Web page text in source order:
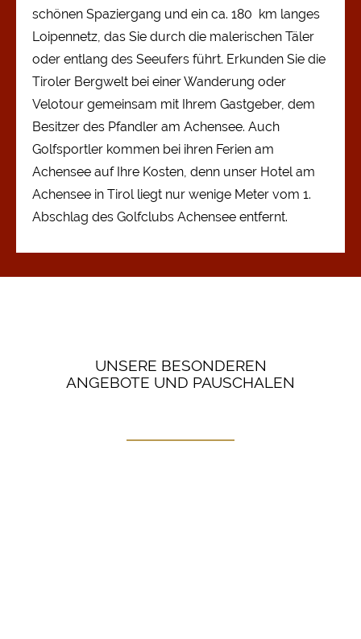
schönen Spaziergang und ein ca. 180 km langes
Loipennetz, das Sie durch die malerischen Täler
oder entlang des Seeufers führt. Erkunden Sie die
Tiroler Bergwelt bei einer Wanderung oder
Velotour gemeinsam mit Ihrem Gastgeber, dem
Besitzer des Pfandler am Achensee. Auch
Golfsportler kommen bei ihren Ferien am
Achensee auf Ihre Kosten, denn unser Hotel am
Achensee in Tirol liegt nur wenige Meter vom 1.
Abschlag des Golfclubs Achensee entfernt.
UNSERE BESONDEREN
ANGEBOTE UND PAUSCHALEN